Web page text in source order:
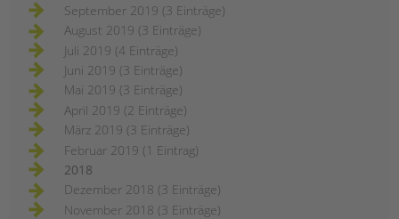
September 2019 (3 Einträge)
August 2019 (3 Einträge)
Juli 2019 (4 Einträge)
Juni 2019 (3 Einträge)
Mai 2019 (3 Einträge)
April 2019 (2 Einträge)
März 2019 (3 Einträge)
Februar 2019 (1 Eintrag)
2018
Dezember 2018 (3 Einträge)
November 2018 (3 Einträge)